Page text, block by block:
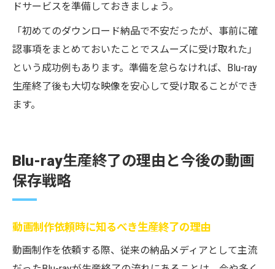
ドサービスを準備しておきましょう。
「初めてのダウンロード納品で不安だったが、事前に確
認事項をまとめておいたことでスムーズに受け取れた」
という成功例もあります。準備を怠らなければ、Blu-ray
生産終了後も大切な映像を安心して受け取ることができ
ます。
Blu-ray生産終了の理由と今後の動画
保存戦略
動画制作依頼時に知るべき生産終了の理由
動画制作を依頼する際、従来の納品メディアとして主流